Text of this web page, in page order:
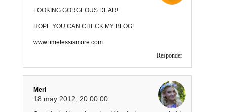
LOOKING GORGEOUS DEAR!
HOPE YOU CAN CHECK MY BLOG!
www.timelessismore.com
Responder
Meri
18 may 2012, 20:00:00